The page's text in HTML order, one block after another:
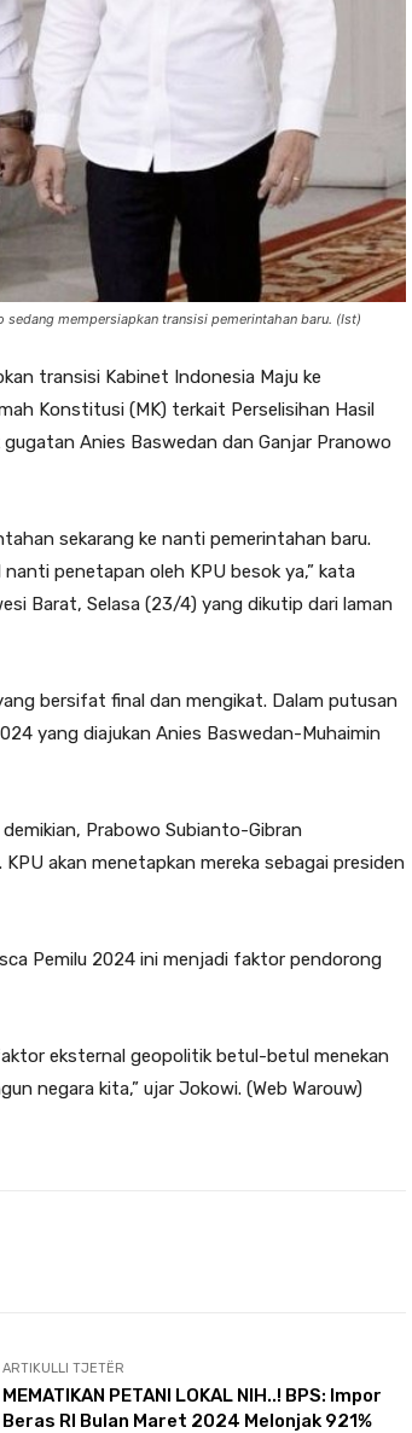
mempersiapkan transisi pemerintahan baru. (Ist)
transisi Kabinet Indonesia Maju ke
Konstitusi (MK) terkait Perselisihan Hasil
Anies Baswedan dan Ganjar Pranowo
sekarang ke nanti pemerintahan baru.
penetapan oleh KPU besok ya,” kata
Barat, Selasa (23/4) yang dikutip dari laman
bersifat final dan mengikat. Dalam putusan
yang diajukan Anies Baswedan-Muhaimin
Prabowo Subianto-Gibran
akan menetapkan mereka sebagai presiden
Pemilu 2024 ini menjadi faktor pendorong
eksternal geopolitik betul-betul menekan
negara kita,” ujar Jokowi. (Web Warouw)
ARTIKULLI TJETËR
MEMATIKAN PETANI LOKAL NIH..! BPS: Impor
Beras RI Bulan Maret 2024 Melonjak 921%